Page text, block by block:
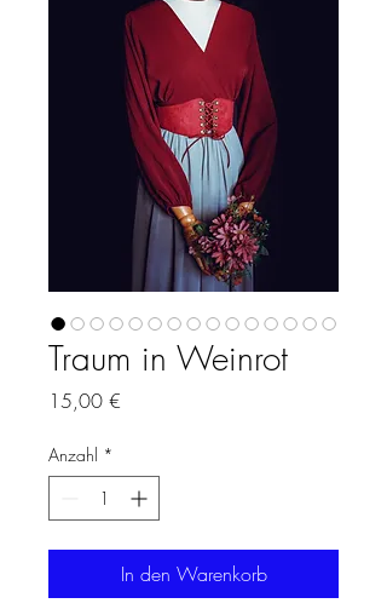
Traum in Weinrot
15,00 €
Anzahl *
In den Warenkorb